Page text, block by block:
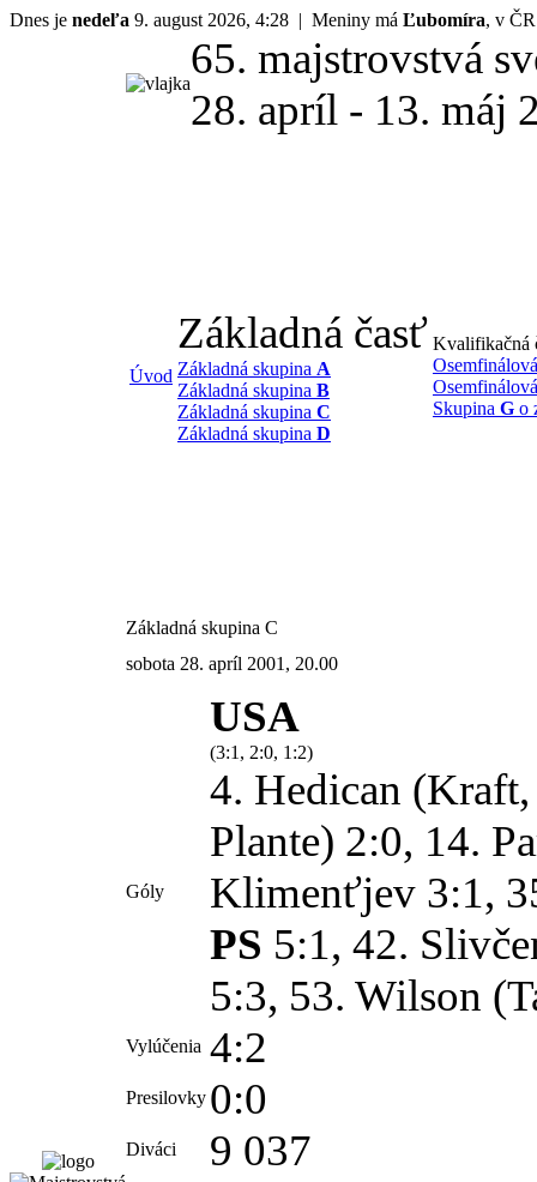
Dnes je nedeľa 9. august 2026, 4:28 | Meniny má Ľubomíra, v
65. majstrovstvá
28. apríl - 13. máj
Úvod
Základná časť
Základná skupina A
Základná skupina B
Základná skupina C
Základná skupina D
Kvalifikačná
Skupina G o
Základná skupina C
sobota 28. apríl 2001, 20.00
USA
(3:1, 2:0, 1:2)
Góly
4. Hedican
Plante) 2:0, 14.
Klimenťjev 3:1,
PS 5:1, 42.
5:3, 53. Wilson
Vylúčenia 4:2
Presilovky 0:0
Diváci 9 037